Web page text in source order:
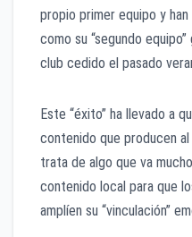
propio primer equipo y
como su “segundo
club cedido el pasado
Este “éxito” ha llevado a
contenido que producen
trata de algo que va
contenido local para que
amplíen su “vinculación”